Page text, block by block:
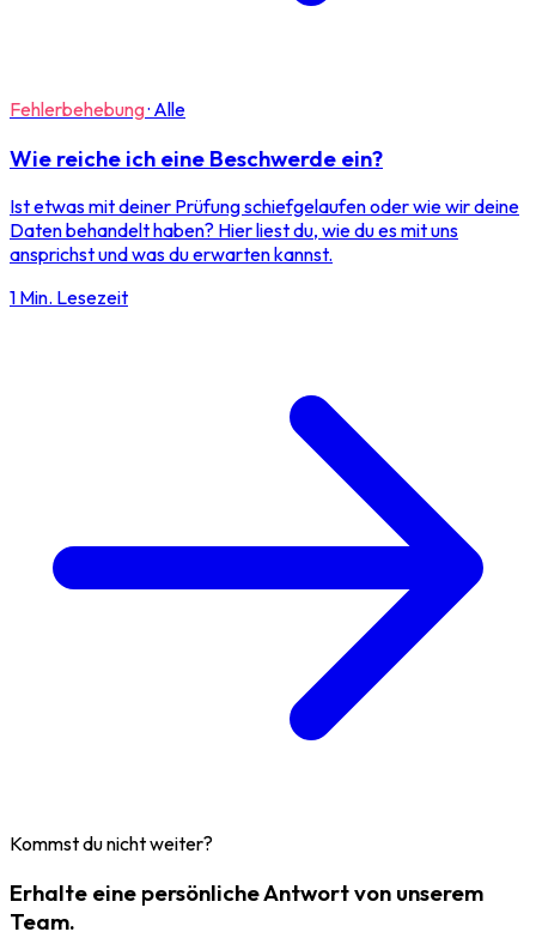
Fehlerbehebung· Alle
Wie reiche ich eine Beschwerde ein?
Ist etwas mit deiner Prüfung schiefgelaufen oder wie wir deine
Daten behandelt haben? Hier liest du, wie du es mit uns
ansprichst und was du erwarten kannst.
1 Min. Lesezeit
Kommst du nicht weiter?
Erhalte eine persönliche Antwort von unserem
Team.